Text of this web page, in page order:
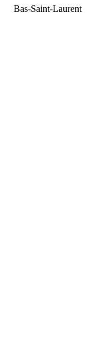
Bas-Saint-Laurent